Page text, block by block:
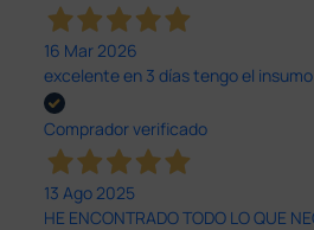
16 Mar 2026
excelente en 3 días tengo el
Comprador verificado
13 Ago 2025
HE ENCONTRADO TODO LO QUE